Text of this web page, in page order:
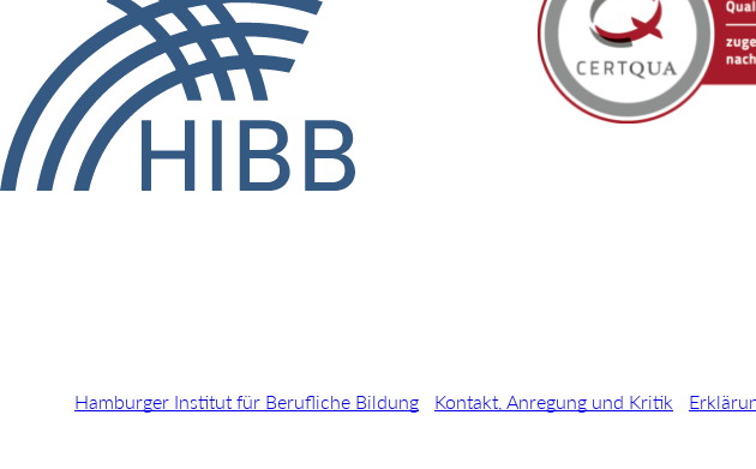
Hamburger Institut für Berufliche Bildung Kontakt, Anregung und Kritik